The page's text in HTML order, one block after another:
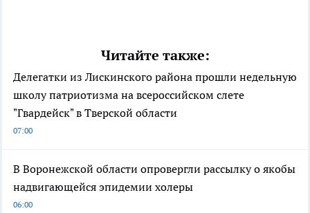
Читайте также:
Делегатки из Лискинского района прошли недельную
школу патриотизма на всероссийском слете
"Гвардейск" в Тверской области
07:00
В Воронежской области опровергли рассылку о якобы
надвигающейся эпидемии холеры
06:00